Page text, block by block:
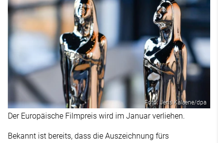
Foto: Jens Kalaene/dpa
Der Europäische Filmpreis wird im Januar verliehen.
Bekannt ist bereits, dass die Auszeichnung fürs